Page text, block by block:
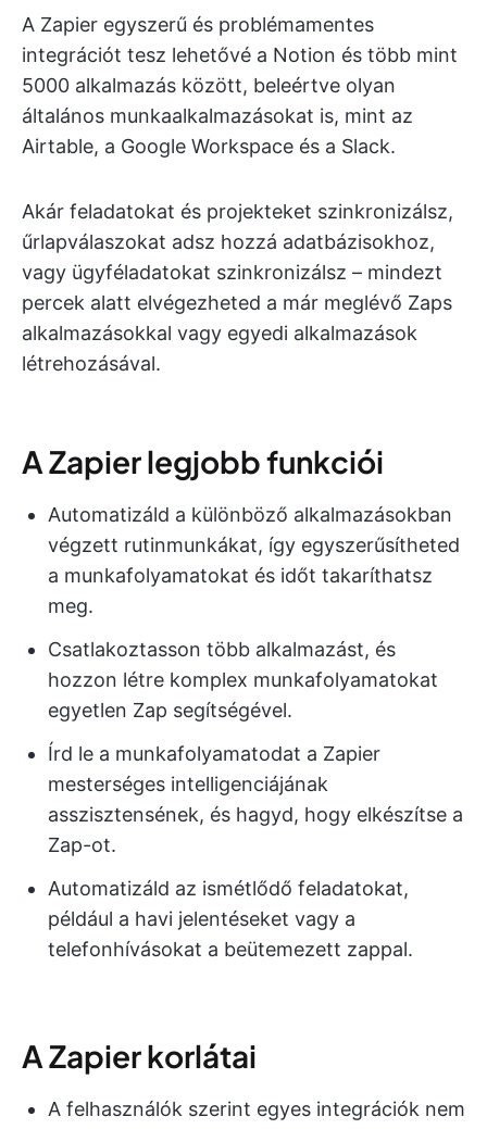
A Zapier egyszerű és problémamentes
integrációt tesz lehetővé a Notion és több mint
5000 alkalmazás között, beleértve olyan
általános munkaalkalmazásokat is, mint az
Airtable, a Google Workspace és a Slack.
Akár feladatokat és projekteket szinkronizálsz,
űrlapválaszokat adsz hozzá adatbázisokhoz,
vagy ügyféladatokat szinkronizálsz – mindezt
percek alatt elvégezheted a már meglévő Zaps
alkalmazásokkal vagy egyedi alkalmazások
létrehozásával.
A Zapier legjobb funkciói
Automatizáld a különböző alkalmazásokban
végzett rutinmunkákat, így egyszerűsítheted
a munkafolyamatokat és időt takaríthatsz
meg.
Csatlakoztasson több alkalmazást, és
hozzon létre komplex munkafolyamatokat
egyetlen Zap segítségével.
Írd le a munkafolyamatodat a Zapier
mesterséges intelligenciájának
asszisztensének, és hagyd, hogy elkészítse a
Zap-ot.
Automatizáld az ismétlődő feladatokat,
például a havi jelentéseket vagy a
telefonhívásokat a beütemezett zappal.
A Zapier korlátai
A felhasználók szerint egyes integrációk nem